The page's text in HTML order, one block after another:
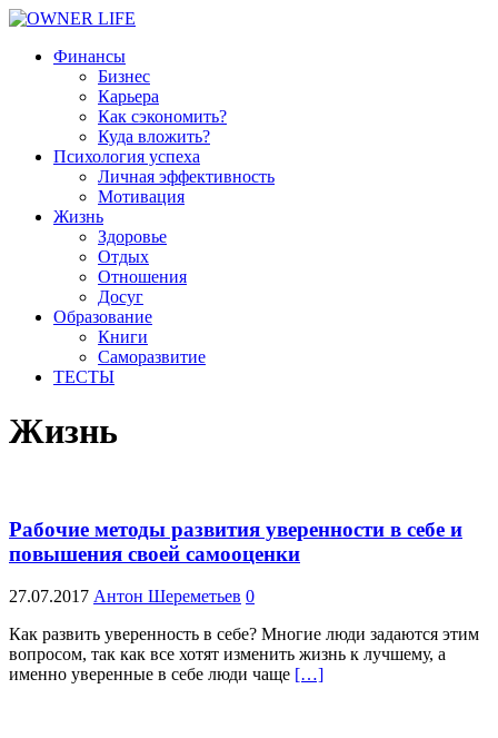
Финансы
Бизнес
Карьера
Как сэкономить?
Куда вложить?
Психология успеха
Личная эффективность
Мотивация
Жизнь
Здоровье
Отдых
Отношения
Досуг
Образование
Книги
Саморазвитие
ТЕСТЫ
Жизнь
Рабочие методы развития уверенности в себе и
повышения своей самооценки
27.07.2017 Антон Шереметьев 0
Как развить уверенность в себе? Многие люди задаются этим
вопросом, так как все хотят изменить жизнь к лучшему, а
именно уверенные в себе люди чаще […]